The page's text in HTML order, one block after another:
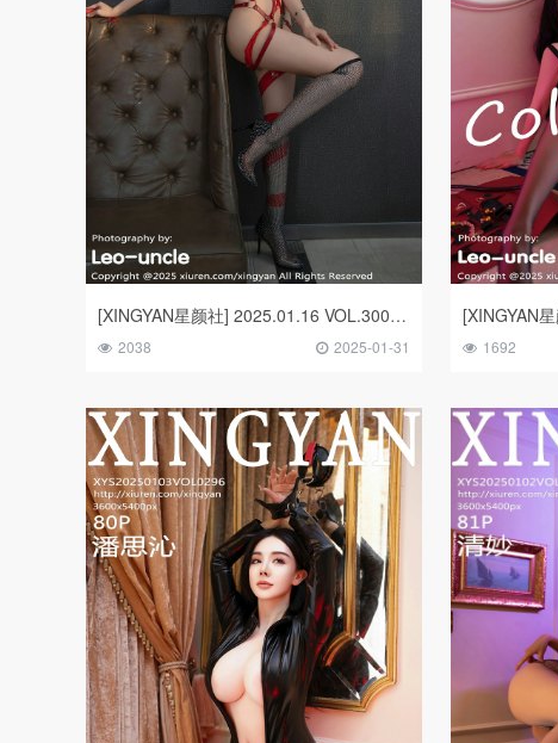
[XINGYAN星颜社] 2025.01.16 VOL.300 清妙
2038 2025-01-31 1692